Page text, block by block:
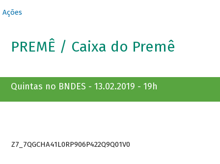
Ações
PREMÊ / Caixa do Premê
Quintas no BNDES - 13.02.2019 - 19h
Z7_7QGCHA41L0RP906P422Q9Q01V0